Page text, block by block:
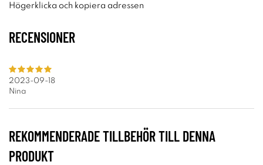
Högerklicka och kopiera adressen
RECENSIONER
2023-09-18
Nina
REKOMMENDERADE TILLBEHÖR TILL DENNA
PRODUKT